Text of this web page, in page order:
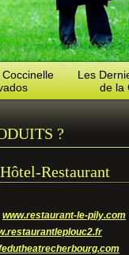
Les
de la
?
Restaurant
www.restaurant-le-pily.com